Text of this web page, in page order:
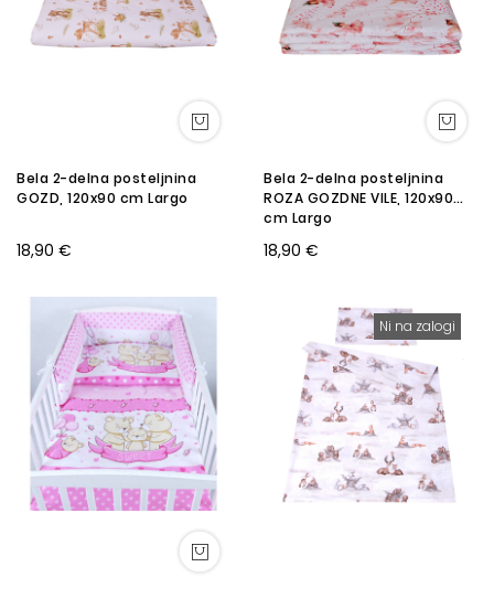
Bela 2-delna posteljnina
GOZD, 120x90 cm Largo
18,90 €
Bela 2-delna posteljnina
ROZA GOZDNE VILE, 120x90
cm Largo
18,90 €
Ni na zalogi